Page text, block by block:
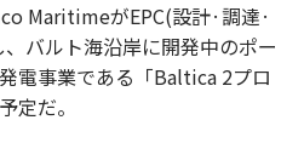
MaritimeがEPC(設計·調達·
バルト海沿岸に開発中のポー
電事業である「Baltica 2プロ
定だ。